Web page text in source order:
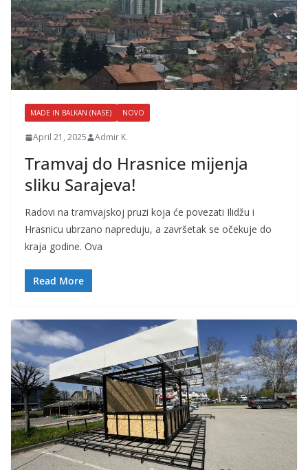
MADE IN BALKAN (NASE) NOVO
April 21, 2025 Admir K.
Tramvaj do Hrasnice mijenja
sliku Sarajeva!
Radovi na tramvajskoj pruzi koja će povezati Ilidžu i
Hrasnicu ubrzano napreduju, a završetak se očekuje do
kraja godine. Ova
Read More